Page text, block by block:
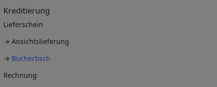
Kreditierung
Lieferschein
→ Ansichtslieferung
→ Büchertisch
Rechnung